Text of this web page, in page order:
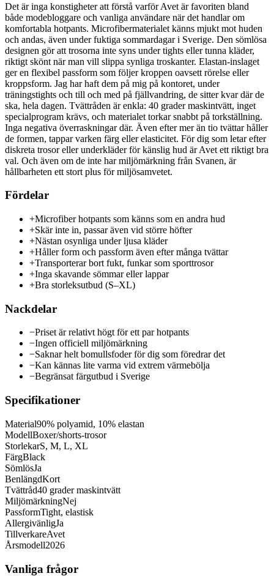
Det är inga konstigheter att förstå varför Avet är favoriten bland
både modebloggare och vanliga användare när det handlar om
komfortabla hotpants. Microfibermaterialet känns mjukt mot huden
och andas, även under fuktiga sommardagar i Sverige. Den sömlösa
designen gör att trosorna inte syns under tights eller tunna kläder,
riktigt skönt när man vill slippa synliga troskanter. Elastan-inslaget
ger en flexibel passform som följer kroppen oavsett rörelse eller
kroppsform. Jag har haft dem på mig på kontoret, under
träningstights och till och med på fjällvandring, de sitter kvar där de
ska, hela dagen. Tvättråden är enkla: 40 grader maskintvätt, inget
specialprogram krävs, och materialet torkar snabbt på torkställning.
Inga negativa överraskningar där. Även efter mer än tio tvättar håller
de formen, tappar varken färg eller elasticitet. För dig som letar efter
diskreta trosor eller underkläder för känslig hud är Avet ett riktigt bra
val. Och även om de inte har miljömärkning från Svanen, är
hållbarheten ett stort plus för miljösamvetet.
Fördelar
+Microfiber hotpants som känns som en andra hud
+Skär inte in, passar även vid större höfter
+Nästan osynliga under ljusa kläder
+Håller form och passform även efter många tvättar
+Transporterar bort fukt, funkar som sporttrosor
+Inga skavande sömmar eller lappar
+Bra storleksutbud (S–XL)
Nackdelar
−Priset är relativt högt för ett par hotpants
−Ingen officiell miljömärkning
−Saknar helt bomullsfoder för dig som föredrar det
−Kan kännas lite varma vid extrem värmebölja
−Begränsat färgutbud i Sverige
Specifikationer
Material90% polyamid, 10% elastan
ModellBoxer/shorts-trosor
StorlekarS, M, L, XL
FärgBlack
SömlösJa
BenlängdKort
Tvättråd40 grader maskintvätt
MiljömärkningNej
PassformTight, elastisk
AllergivänligJa
TillverkareAvet
Årsmodell2026
Vanliga frågor